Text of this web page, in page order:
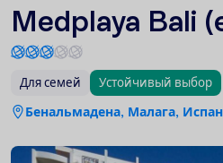
Medplaya Bali
Для семей Устойчивый выбор
Бенальмадена, Малага,